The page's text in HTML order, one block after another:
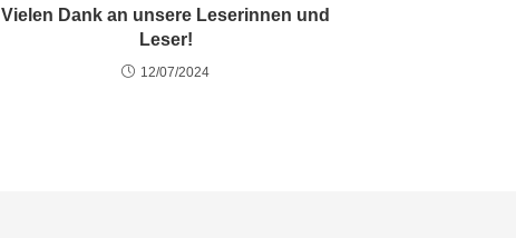
Vielen Dank an unsere Leserinnen und
Leser!
12/07/2024